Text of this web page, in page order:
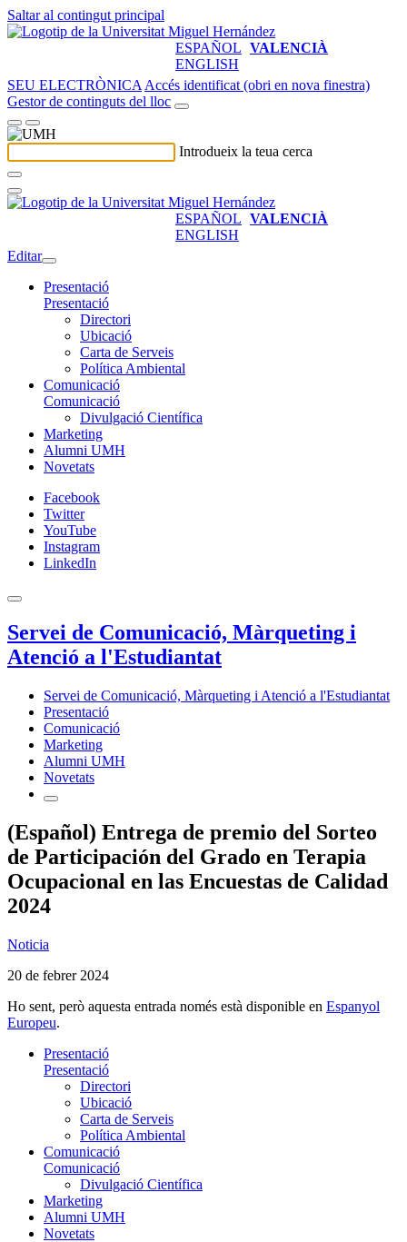
Saltar al contingut principal
ESPAÑOL VALENCIÀ
ENGLISH
SEU ELECTRÒNICA Accés identificat (obri en nova finestra)
Gestor de continguts del lloc
Introdueix la teua cerca
ESPAÑOL VALENCIÀ
ENGLISH
Editar
Presentació
Presentació
Directori
Ubicació
Carta de Serveis
Política Ambiental
Comunicació
Comunicació
Divulgació Científica
Marketing
Alumni UMH
Novetats
Facebook
Twitter
YouTube
Instagram
LinkedIn
Servei de Comunicació, Màrqueting i
Atenció a l'Estudiantat
Servei de Comunicació, Màrqueting i Atenció a l'Estudiantat
Presentació
Comunicació
Marketing
Alumni UMH
Novetats
(Español) Entrega de premio del Sorteo
de Participación del Grado en Terapia
Ocupacional en las Encuestas de Calidad
2024
Noticia
20 de febrer 2024
Ho sent, però aquesta entrada només està disponible en Espanyol
Europeu.
Presentació
Presentació
Directori
Ubicació
Carta de Serveis
Política Ambiental
Comunicació
Comunicació
Divulgació Científica
Marketing
Alumni UMH
Novetats